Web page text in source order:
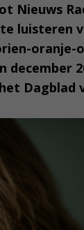
Nieuws
luisteren
oranje-
december
Dagblad